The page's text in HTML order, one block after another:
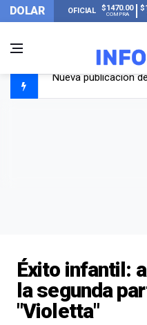
DOLAR OFICIAL $1470.00
COMPRA
Un joven murió
Éxito infantil:
la segunda
"Violetta"